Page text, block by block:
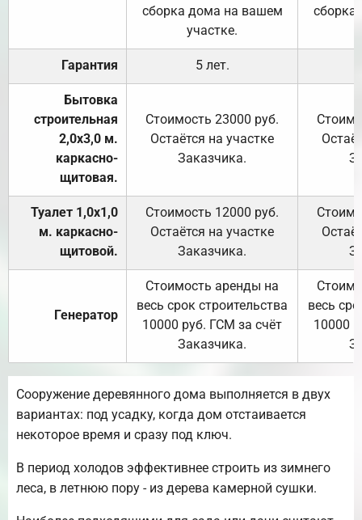
сборка дома на вашем
участке.
Гарантия 5 лет.
Бытовка
строительная
2,0х3,0 м.
каркасно-
щитовая.
Стоимость 23000 руб.
Остаётся на участке
Заказчика.
Туалет 1,0х1,0
м. каркасно-
щитовой.
Стоимость 12000 руб.
Остаётся на участке
Заказчика.
Генератор
Стоимость аренды на
весь срок строительства
10000 руб. ГСМ за счёт
Заказчика.
весь
10000
Сооружение деревянного дома выполняется в двух
вариантах: под усадку, когда дом отстаивается
некоторое время и сразу под ключ.
В период холодов эффективнее строить из зимнего
леса, в летнюю пору - из дерева камерной сушки.